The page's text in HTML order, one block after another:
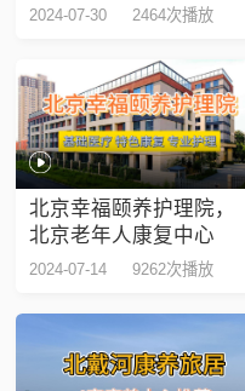
2024-07-30 2464次播放
北京幸福颐养护理院，
北京老年人康复中心
2024-07-14 9262次播放